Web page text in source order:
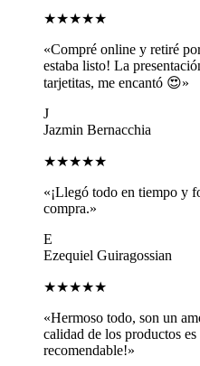
★★★★★
«Compré online y retiré
estaba listo! La
tarjetitas, me encantó 😍»
J
Jazmin Bernacchia
★★★★★
«¡Llegó todo en tiempo y
compra.»
E
Ezequiel Guiragossian
★★★★★
«Hermoso todo, son un
calidad de los productos
recomendable!»